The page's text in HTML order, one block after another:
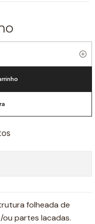
folheada de
ou partes lacadas.